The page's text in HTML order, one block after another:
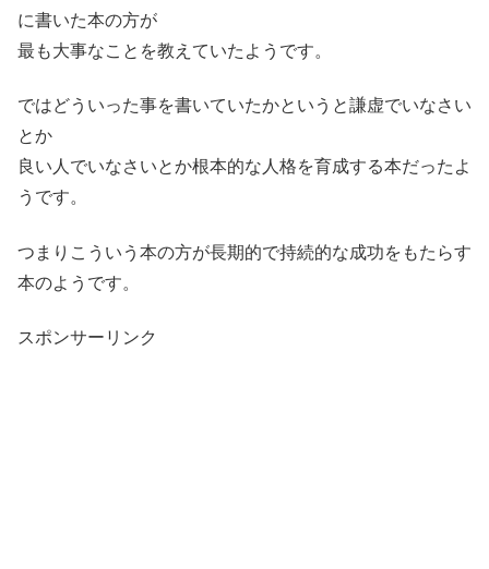
に書いた本の方が
最も大事なことを教えていたようです。
ではどういった事を書いていたかというと謙虚でいなさい
とか
良い人でいなさいとか根本的な人格を育成する本だったよ
うです。
つまりこういう本の方が長期的で持続的な成功をもたらす
本のようです。
スポンサーリンク